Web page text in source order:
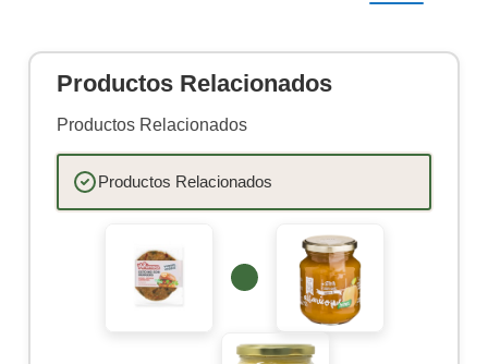
Productos Relacionados
Productos Relacionados
Productos Relacionados